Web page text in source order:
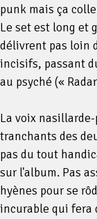
punk mais ça
Le set est long et
délivrent pas loin
incisifs, passant
au psyché («
La voix
tranchants des
pas du tout
sur l'album. Pas
hyènes pour se
incurable qui fera